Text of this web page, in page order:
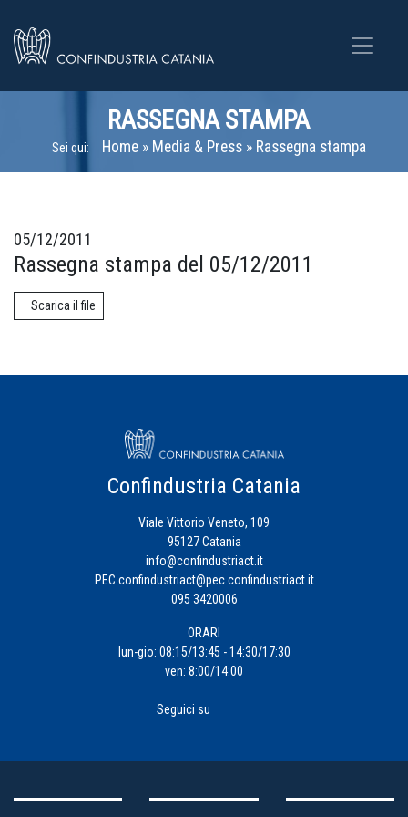
RASSEGNA STAMPA
Sei qui: Home» Media & Press» Rassegna stampa
05/12/2011
Rassegna stampa del 05/12/2011
Scarica il file
Confindustria Catania
Viale Vittorio Veneto, 109
95127 Catania
info@confindustriact.it
PEC confindustriact@pec.confindustriact.it
095 3420006
ORARI
lun-gio: 08:15/13:45 - 14:30/17:30
ven: 8:00/14:00
Seguici su